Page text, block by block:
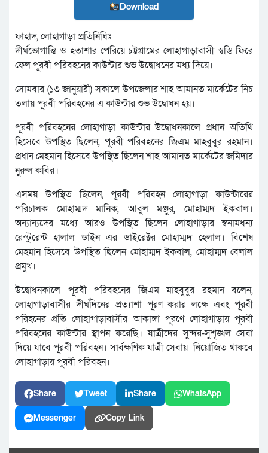
Download
ফাহাদ, লোহাগাড়া প্রতিনিধিঃ
দীর্ঘভোগান্তি ও হতাশার পেরিয়ে চট্টগ্রামের লোহাগাড়াবাসী স্বস্তি ফিরে
ফেল পূরবী পরিবহনের কাউন্টার শুভ উদ্বোধনের মধ্য দিয়ে।
সোমবার (১৩ জানুয়ারী) সকালে উপজেলার শাহ আমানত মার্কেটের নিচ
তলায় পূরবী পরিবহনের এ কাউন্টার শুভ উদ্বোধন হয়।
পূরবী পরিবহনের লোহাগাড়া কাউন্টার উদ্বোধনকালে প্রধান অতিথি
হিসেবে উপস্থিত ছিলেন, পূরবী পরিবহনের জিএম মাহবুবুর রহমান।
প্রধান মেহমান হিসেবে উপস্থিত ছিলেন শাহ আমানত মার্কেটের জমিদার
নুরুল কবির।
এসময় উপস্থিত ছিলেন, পূরবী পরিবহন লোহাগাড়া কাউন্টারের
পরিচালক মোহাম্মদ মানিক, আবুল মঞ্জুর, মোহাম্মদ ইকবাল।
অন্যান্যদের মধ্যে আরও উপস্থিত ছিলেন লোহাগাড়ার স্বনামধন্য
রেস্টুরেন্ট হালাল ডাইন এর ডাইরেক্টর মোহাম্মদ হেলাল। বিশেষ
মেহমান হিসেবে উপস্থিত ছিলেন মোহাম্মদ ইকবাল, মোহাম্মদ বেলাল
প্রমুখ।
উদ্বোধনকালে পূরবী পরিবহনের জিএম মাহবুবুর রহমান বলেন,
লোহাগাড়াবাসীর দীর্ঘদিনের প্রত্যাশা পূরণ করার লক্ষে এবং পূরবী
পরিহনের প্রতি লোহাগাড়াবাসীর আকাঙ্গা পূরণে লোহাগাড়ায় পূরবী
পরিবহনের কাউন্টার স্থাপন করেছি। যাত্রীদের সুন্দর-সুশৃঙ্খল সেবা
দিয়ে যাবে পূরবী পরিবহন। সার্বক্ষণিক যাত্রী সেবায় নিয়োজিত থাকবে
লোহাগাড়ায় পূরবী পরিবহন।
Share Tweet Share WhatsApp
Messenger Copy Link